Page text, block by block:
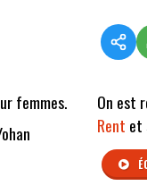
femmes.
On est
Rent et